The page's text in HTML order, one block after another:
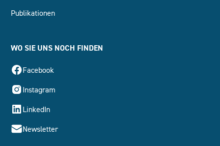
Publikationen
WO SIE UNS NOCH FINDEN
Facebook
Instagram
LinkedIn
Newsletter